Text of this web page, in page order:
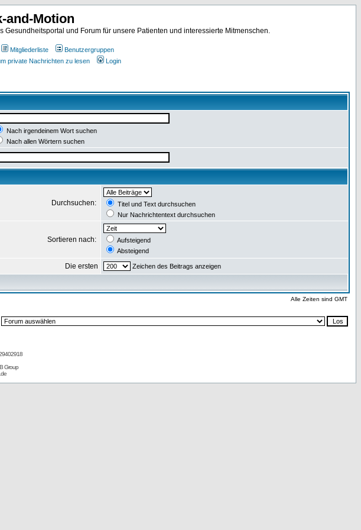
and-Motion
und Forum für unsere Patienten und interessierte Mitmenschen.
Mitgliederliste
Benutzergruppen
private Nachrichten zu lesen Login
Nach irgendeinem Wort suchen
Nach allen Wörtern suchen
Durchsuchen:
Titel und Text durchsuchen
Nur Nachrichtentext durchsuchen
Sortieren nach:
Aufsteigend
Absteigend
Die ersten Zeichen des Beitrags anzeigen
Alle Zeiten sind GMT
Group